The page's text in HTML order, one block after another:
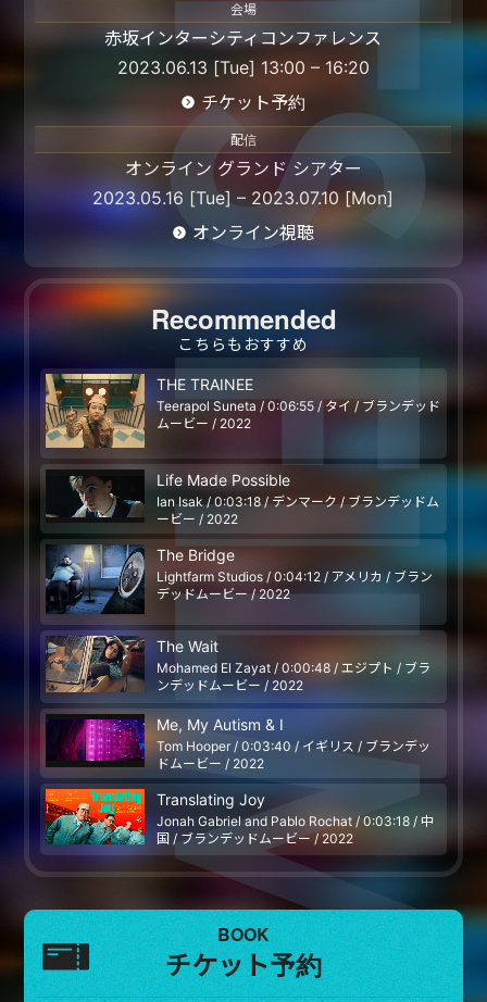
会場
赤坂インターシティコンファレンス
2023.06.13 [Tue] 13:00 – 16:20
チケット予約
配信
オンライン グランド シアター
2023.05.16 [Tue] – 2023.07.10 [Mon]
オンライン視聴
Recommended
こちらもおすすめ
THE TRAINEE
Teerapol Suneta / 0:06:55 / タイ / ブランデッド
ムービー / 2022
Life Made Possible
Ian Isak / 0:03:18 / デンマーク / ブランデッドム
ービー / 2022
The Bridge
Lightfarm Studios / 0:04:12 / アメリカ / ブラン
デッドムービー / 2022
The Wait
Mohamed El Zayat / 0:00:48 / エジプト / ブラ
ンデッドムービー / 2022
Me, My Autism & I
Tom Hooper / 0:03:40 / イギリス / ブランデッ
ドムービー / 2022
Translating Joy
Jonah Gabriel and Pablo Rochat / 0:03:18 / 中
国 / ブランデッドムービー / 2022
BOOK
チケット予約